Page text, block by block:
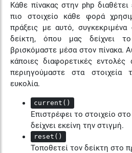
Κάθε πίνακας στην php
πιο στοιχείο κάθε φορά
πράξεις με αυτό, συγκεκριμένα
δείκτη, όπου μας δείχνει
βρισκόμαστε μέσα στον πίνακα.
κάποιες διαφορετικές
περιηγούμαστε στα
ευκολία.
current()
Επιστρέφει το στοιχείο
δείχνει εκείνη την στιγμή.
reset()
Τοποθετεί τον δείκτη στο